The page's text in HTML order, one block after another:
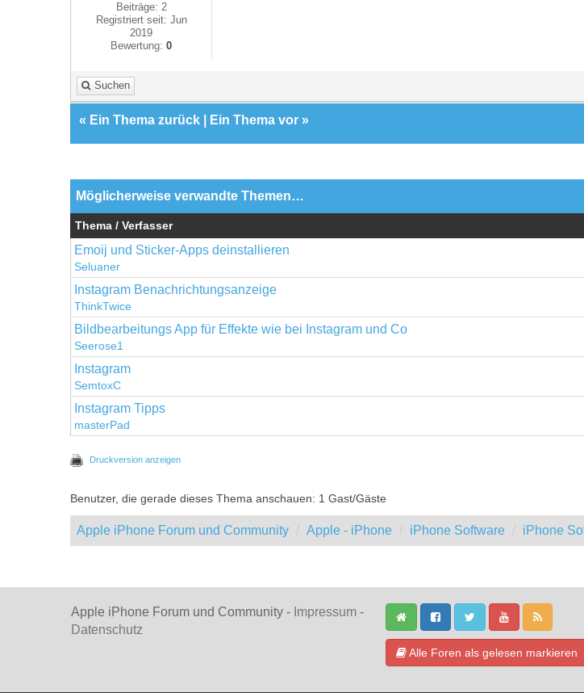
Beiträge: 2
Registriert seit: Jun
2019
Bewertung:0
Suchen
« Ein Thema zurück Ein Thema vor »
Möglicherweise verwandte Themen…
Thema / Verfasser
Emoij und Sticker-Apps deinstallieren
Seluaner
Instagram Benachrichtungsanzeige
ThinkTwice
Bildbearbeitungs App für Effekte wie bei Instagram und Co
Seerose1
Instagram
SemtoxC
Instagram Tipps
masterPad
Druckversion anzeigen
Benutzer, die gerade dieses Thema anschauen: 1 Gast/Gäste
Apple iPhone Forum und Community Apple - iPhone iPhone Software iPhone
Apple iPhone Forum und Community - Impressum -
Datenschutz
Alle Foren als gelesen markieren